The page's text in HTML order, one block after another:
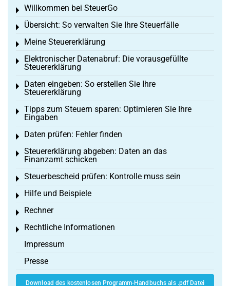
Willkommen bei SteuerGo
Toggle menu
Übersicht: So verwalten Sie Ihre Steuerfälle
Toggle menu
Meine Steuererklärung
Toggle menu
Elektronischer Datenabruf: Die vorausgefüllte
Steuererklärung
Toggle menu
Daten eingeben: So erstellen Sie Ihre
Steuererklärung
Toggle menu
Tipps zum Steuern sparen: Optimieren Sie Ihre
Eingaben
Toggle menu
Daten prüfen: Fehler finden
Toggle menu
Steuererklärung abgeben: Daten an das
Finanzamt schicken
Toggle menu
Steuerbescheid prüfen: Kontrolle muss sein
Toggle menu
Hilfe und Beispiele
Toggle menu
Rechner
Toggle menu
Rechtliche Informationen
Toggle menu
Impressum
Presse
Download des kostenlosen Programm-Handbuchs als .pdf Datei